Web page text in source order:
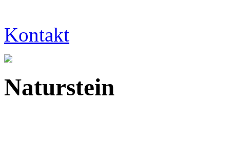
Kontakt
Naturstein